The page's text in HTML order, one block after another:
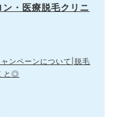
・医療脱毛クリニ
ンペーンについて|脱毛
と◎